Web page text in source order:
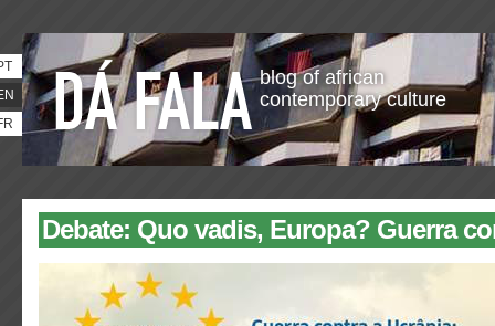
blog of african
contemporary culture
Debate: Quo vadis, Europa? Guerra